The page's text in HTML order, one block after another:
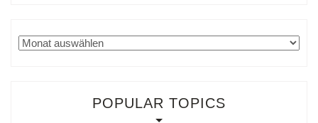
Archiv
POPULAR TOPICS